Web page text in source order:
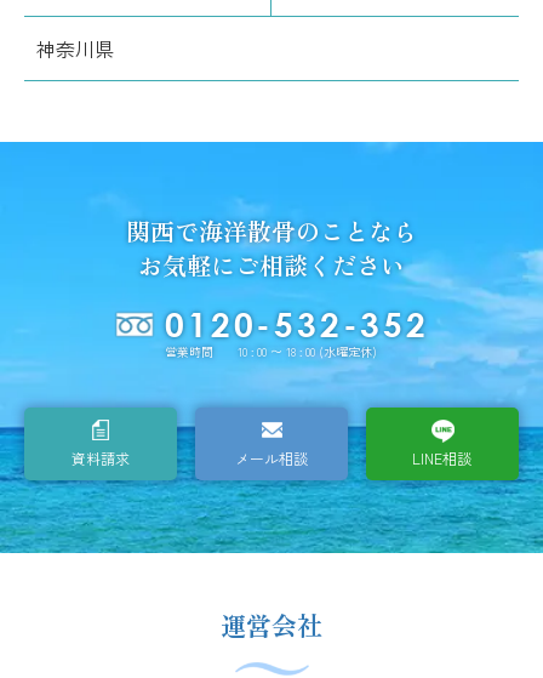
神奈川県
関西で海洋散骨のことなら
お気軽にご相談ください
0120-532-352
営業時間 10 : 00 〜 18 : 00 (水曜定休)
資料請求 メール相談 LINE相談
運営会社